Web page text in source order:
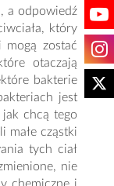
a odpowiedź
który
mogą zostać
otaczają
bakterie
jest
jak chcą tego
małe cząstki
tych ciał
nie